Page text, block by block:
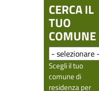
CERCA IL
TUO
COMUNE
Scegli il tuo
comune di
residenza per